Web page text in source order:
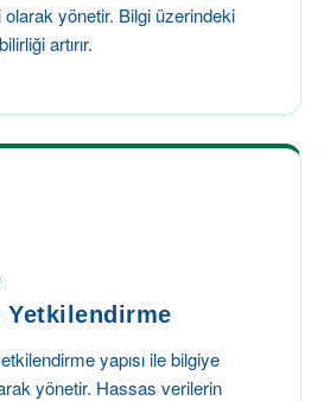
yönetir. Bilgi üzerindeki
artırır.
Yetkilendirme
yapısı ile bilgiye
yönetir. Hassas verilerin